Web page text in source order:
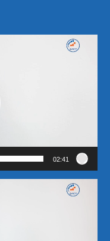
02:41